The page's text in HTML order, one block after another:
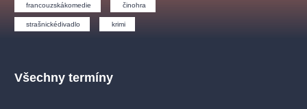
francouzskákomedie činohra
strašnickédivadlo krimi
Všechny termíny
Nejnavštěvovanější